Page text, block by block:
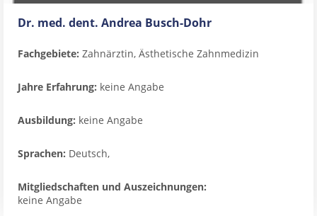
Dr. med. dent. Andrea Busch-Dohr
Fachgebiete: Zahnärztin, Ästhetische Zahnmedizin
Jahre Erfahrung: keine Angabe
Ausbildung: keine Angabe
Sprachen: Deutsch,
Mitgliedschaften und Auszeichnungen:
keine Angabe